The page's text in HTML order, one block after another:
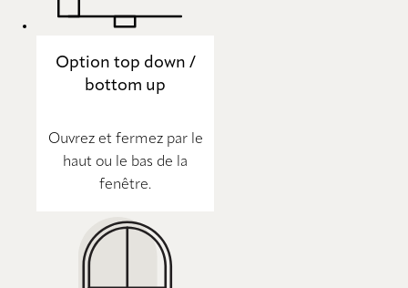
Option top down /
bottom up
Ouvrez et fermez par le
haut ou le bas de la
fenêtre.